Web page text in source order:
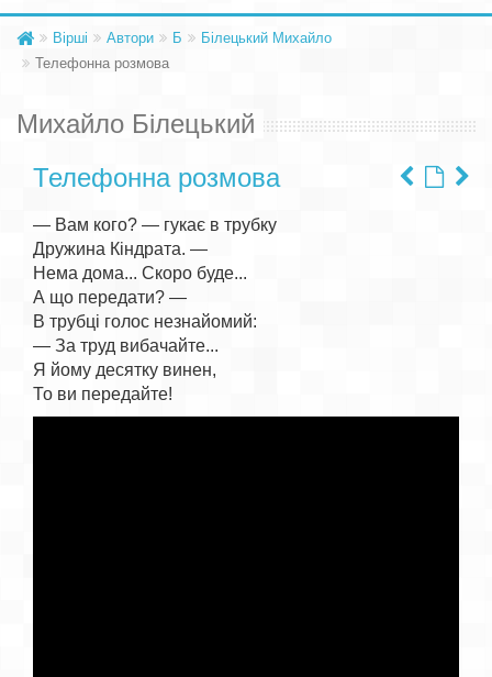
Вірші Автори Б
Білецький Михайло
Телефонна розмова
Михайло Білецький
Телефонна розмова
— Вам кого? — гукає в трубку
Дружина Кіндрата. —
Нема дома... Скоро буде...
А що передати? —
В трубці голос незнайомий:
— За труд вибачайте...
Я йому десятку винен,